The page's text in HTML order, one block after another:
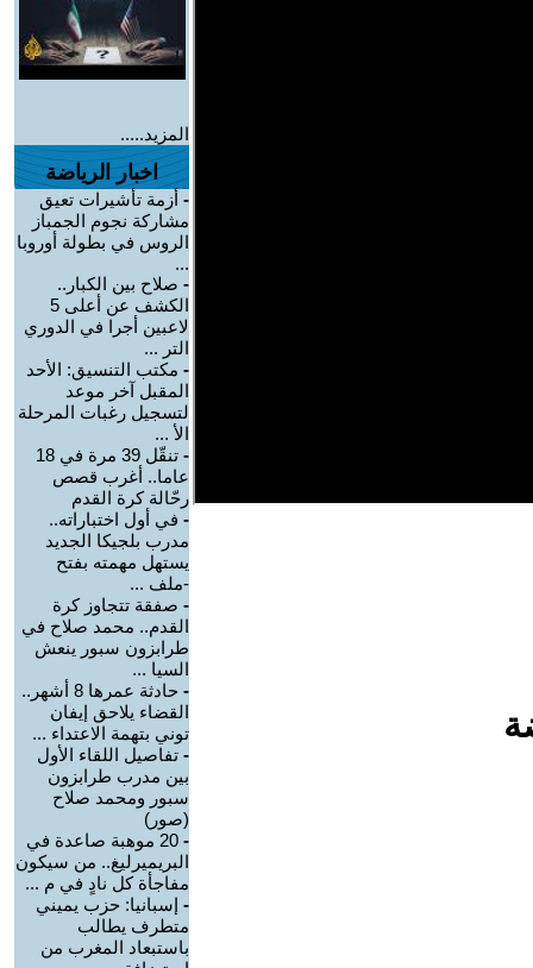
المزيد.....
اخبار الرياضة
- أزمة تأشيرات تعيق
مشاركة نجوم الجمباز
الروس في بطولة أوروبا
...
- صلاح بين الكبار..
الكشف عن أعلى 5
لاعبين أجرا في الدوري
التر ...
- مكتب التنسيق: الأحد
المقبل آخر موعد
لتسجيل رغبات المرحلة
الأ ...
-
تنقّل 39 مرة في 18
عاما.. أغرب قصص
رحّالة كرة القدم
- في أول اختباراته..
مدرب بلجيكا الجديد
يستهل مهمته بفتح
-ملف ...
- صفقة تتجاوز كرة
القدم.. محمد صلاح في
طرابزون سبور ينعش
السيا ...
-
حادثة عمرها 8 أشهر..
القضاء يلاحق إيفان
توني بتهمة الاعتداء ...
- تفاصيل اللقاء الأول
بين مدرب طرابزون
سبور ومحمد صلاح
(صور)
-
20 موهبة صاعدة في
البريميرليغ.. من سيكون
مفاجأة كل نادٍ في م ...
- إسبانيا: حزب يميني
متطرف يطالب
باستبعاد المغرب من